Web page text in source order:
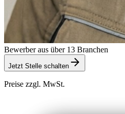
Bewerber aus über 13 Branchen
Jetzt Stelle schalten
Preise zzgl. MwSt.